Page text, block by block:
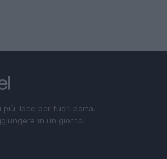
Idee per fuori porta,
in un giorno.